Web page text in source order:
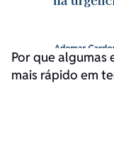
Por que algumas
mais rápido em